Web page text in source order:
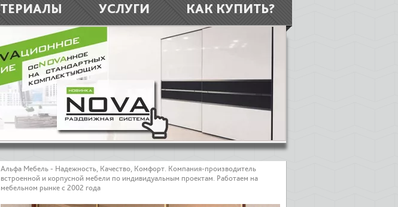
УСЛУГИ КАК КУПИТЬ?
Альфа Мебель - Надежность, Качество, Комфорт. Компания-производитель
встроенной и корпусной мебели по индивидуальным проектам. Работаем на
мебельном рынке с 2002 года